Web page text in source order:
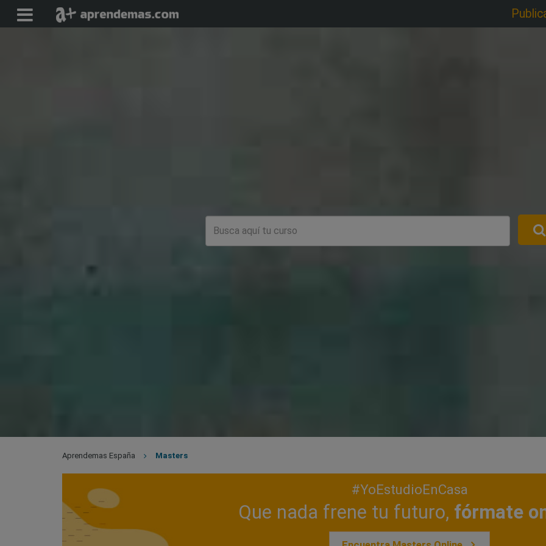
Aprendemas España Masters
#YoEstudioEnCasa
Que nada frene tu futuro, fórmate